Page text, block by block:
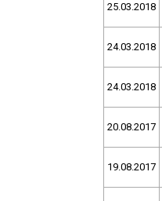
25.03.2018
24.03.2018
24.03.2018
20.08.2017
19.08.2017